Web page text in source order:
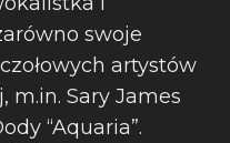
swoje
artystów
m.in. Sary James
“Aquaria”.